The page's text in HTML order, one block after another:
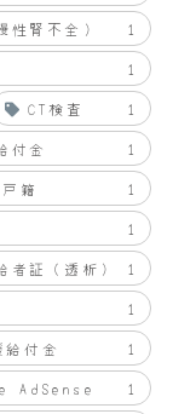
性腎不全）
1
1
CT検査
1
付金
1
戸籍
1
1
者証（透析）
1
1
付金
1
AdSense
1